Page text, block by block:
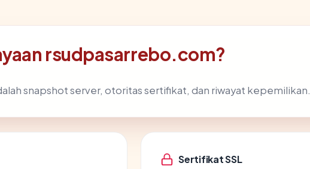
rsudpasarrebo.com?
snapshot server, otoritas sertifikat, dan riwayat kepemilikan.
Sertifikat SSL